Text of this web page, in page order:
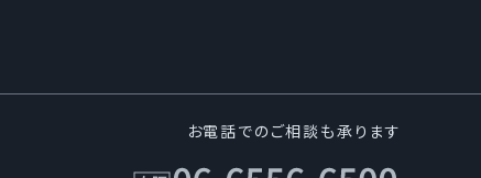
お電話でのご相談も承ります